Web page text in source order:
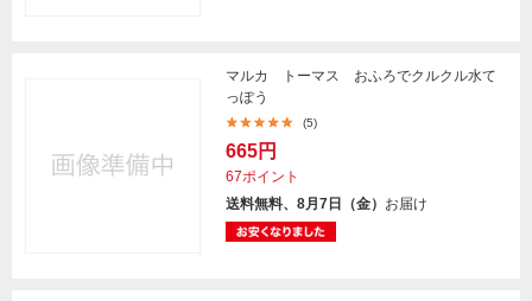
マルカ トーマス おふろでクルクル水て
っぽう
(5)
665円
67ポイント
送料無料、8月7日（金） お届け